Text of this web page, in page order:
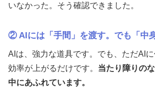
いなかった。そう確認できました。
② AIには「手間」を渡す。でも「中
AIは、強力な道具です。でも、ただAIに
効率が上がるだけです。 当たり障りの
中にあふれています。